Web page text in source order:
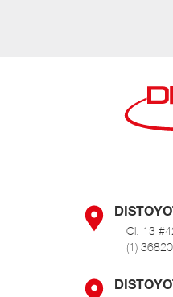
Cl. 13
(1)